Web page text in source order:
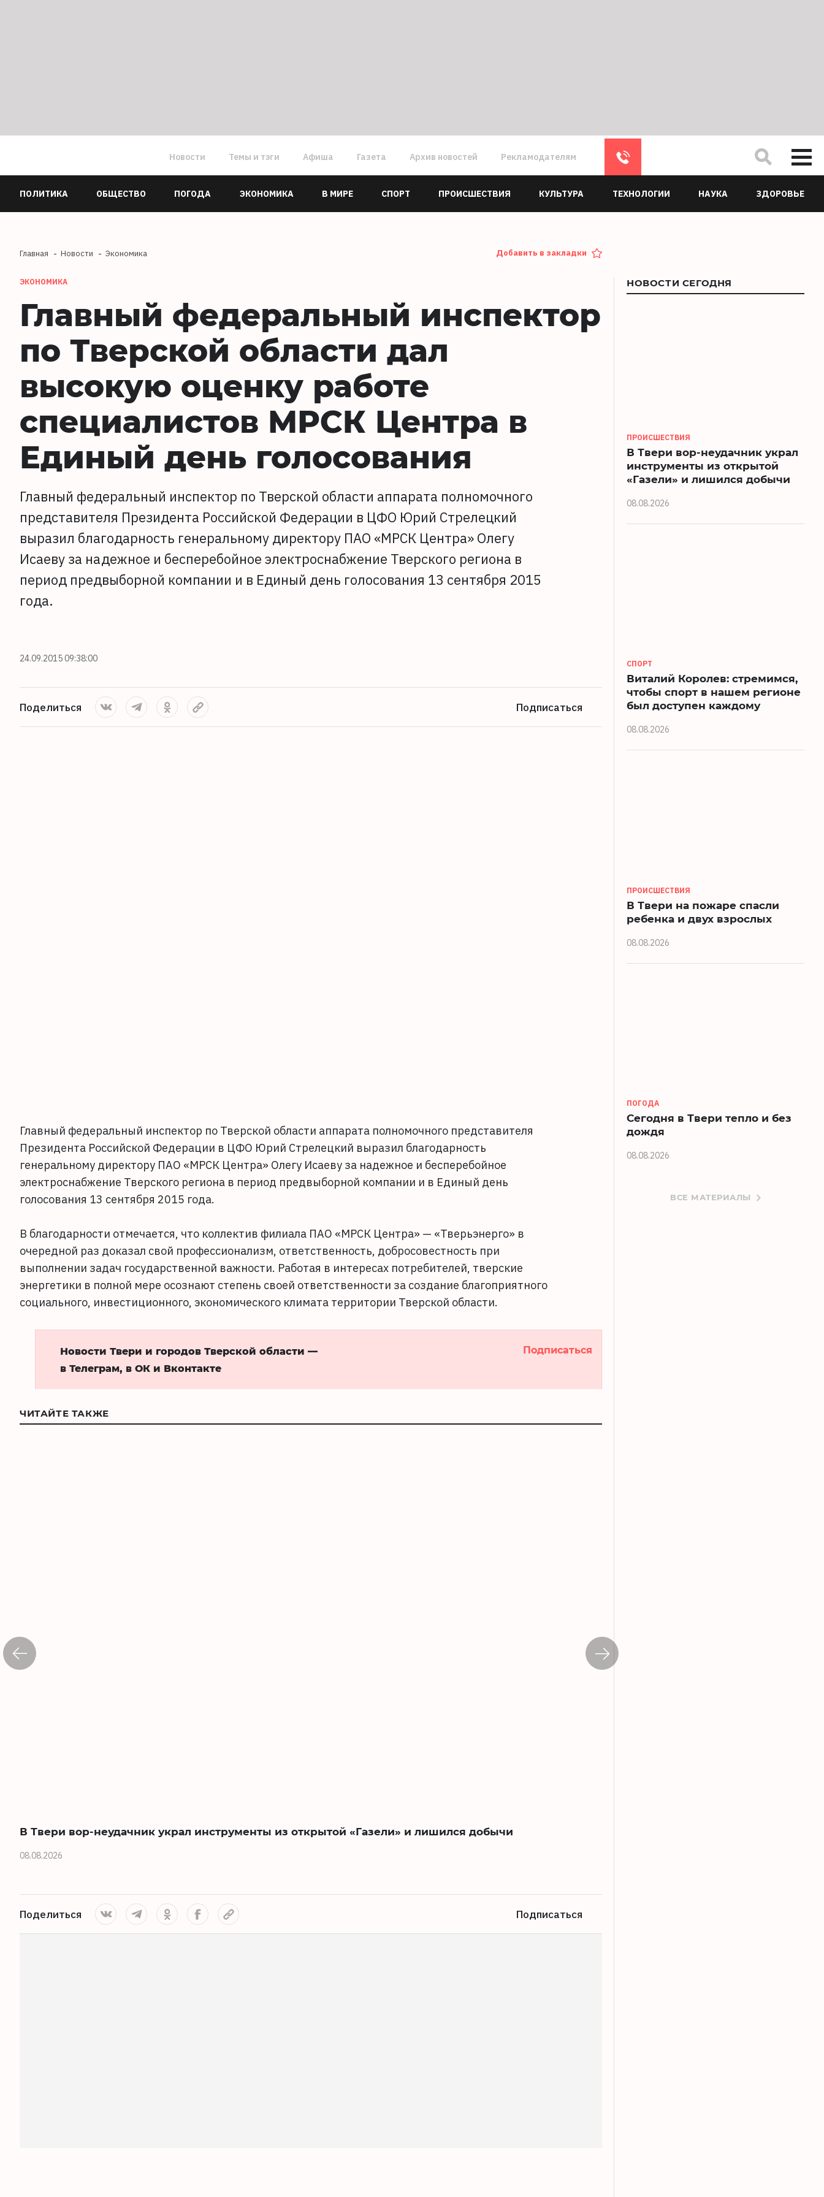
Новости Темы и тэги Афиша Газета Архив новостей Рекламодателям
ПОЛИТИКА ОБЩЕСТВО ПОГОДА ЭКОНОМИКА В МИРЕ СПОРТ ПРОИСШЕСТВИЯ КУЛЬТУРА ТЕХНОЛОГИИ НАУКА ЗДОРОВЬЕ
Главная Новости Экономика Добавить в закладки
ЭКОНОМИКА
Главный федеральный инспектор
по Тверской области дал
высокую оценку работе
специалистов МРСК Центра в
Единый день голосования
Главный федеральный инспектор по Тверской области аппарата полномочного
представителя Президента Российской Федерации в ЦФО Юрий Стрелецкий
выразил благодарность генеральному директору ПАО «МРСК Центра» Олегу
Исаеву за надежное и бесперебойное электроснабжение Тверского региона в
период предвыборной компании и в Единый день голосования 13 сентября 2015
года.
24.09.2015 09:38:00
Поделиться Подписаться
Главный федеральный инспектор по Тверской области аппарата полномочного представителя
Президента Российской Федерации в ЦФО Юрий Стрелецкий выразил благодарность
генеральному директору ПАО «МРСК Центра» Олегу Исаеву за надежное и бесперебойное
электроснабжение Тверского региона в период предвыборной компании и в Единый день
голосования 13 сентября 2015 года.
В благодарности отмечается, что коллектив филиала ПАО «МРСК Центра» — «Тверьэнерго» в
очередной раз доказал свой профессионализм, ответственность, добросовестность при
выполнении задач государственной важности. Работая в интересах потребителей, тверские
энергетики в полной мере осознают степень своей ответственности за создание благоприятного
социального, инвестиционного, экономического климата территории Тверской области.
Новости Твери и городов Тверской области —
в Телеграм, в ОК и Вконтакте
Подписаться
ЧИТАЙТЕ ТАКЖЕ
В Твери вор-неудачник украл инструменты из открытой «Газели» и лишился добычи
08.08.2026
Поделиться Подписаться
НОВОСТИ СЕГОДНЯ
ПРОИСШЕСТВИЯ
В Твери вор-неудачник украл
инструменты из открытой
«Газели» и лишился добычи
08.08.2026
СПОРТ
Виталий Королев: стремимся,
чтобы спорт в нашем регионе
был доступен каждому
08.08.2026
ПРОИСШЕСТВИЯ
В Твери на пожаре спасли
ребенка и двух взрослых
08.08.2026
ПОГОДА
Сегодня в Твери тепло и без
дождя
08.08.2026
ВСЕ МАТЕРИАЛЫ